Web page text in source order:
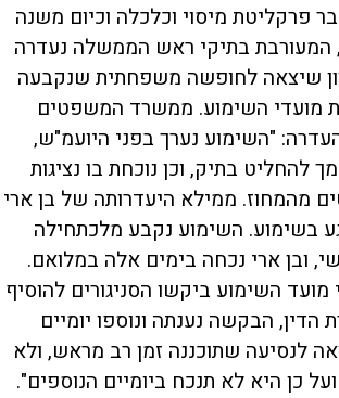
פרקליטת מיסוי וכלכלה וכיום משנה
המעורבת בתיקי ראש הממשלה נעדרה
שיצאה לחופשה משפחתית שנקבעה
מועדי השימוע. ממשרד המשפטים
"השימוע נערך בפני היועמ"ש,
להחליט בתיק, וכן נוכחת בו נציגות
מהמחוז. ממילא היעדרותה של בן ארי
בשימוע. השימוע נקבע מלכתחילה
ובן ארי נכחה בימים אלה במלואם.
השימוע ביקשו הסניגורים להוסיף
הדין, הבקשה נענתה ונוספו יומיים
לנסיעה שתוכננה זמן רב מראש, ולא
כן היא לא תנכח ביומיים הנוספים".